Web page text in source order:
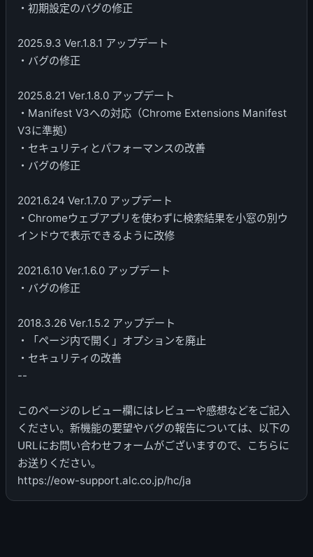
・初期設定のバグの修正
2025.9.3 Ver.1.8.1 アップデート
・バグの修正
2025.8.21 Ver.1.8.0 アップデート
・Manifest V3への対応（Chrome Extensions Manifest
V3に準拠）
・セキュリティとパフォーマンスの改善
・バグの修正
2021.6.24 Ver.1.7.0 アップデート
・Chromeウェブアプリを使わずに検索結果を小窓の別ウ
インドウで表示できるように改修
2021.6.10 Ver.1.6.0 アップデート
・バグの修正
2018.3.26 Ver.1.5.2 アップデート
・「ページ内で開く」オプションを廃止
・セキュリティの改善
--
このページのレビュー欄にはレビューや感想などをご記入
ください。新機能の要望やバグの報告については、以下の
URLにお問い合わせフォームがございますので、こちらに
お送りください。
https://eow-support.alc.co.jp/hc/ja